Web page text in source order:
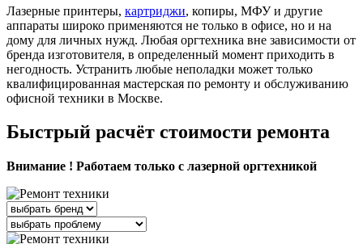
Лазерные принтеры, картриджи, копиры, МФУ и другие
аппараты широко применяются не только в офисе, но и на
дому для личных нужд. Любая оргтехника вне зависимости от
бренда изготовителя, в определенный момент приходить в
негодность. Устранить любые неполадки может только
квалифицированная мастерская по ремонту и обслуживанию
офисной техники в Москве.
Быстрый расчёт стоимости ремонта
Внимание ! Работаем только с лазерной оргтехникой